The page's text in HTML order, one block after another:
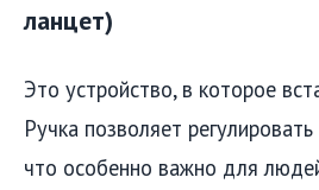
ланцет)
Это устройство, в которое
Ручка позволяет
что особенно важно для